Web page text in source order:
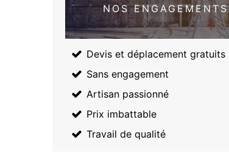
NOS ENGAGEMENTS
Devis et déplacement gratuits
Sans engagement
Artisan passionné
Prix imbattable
Travail de qualité